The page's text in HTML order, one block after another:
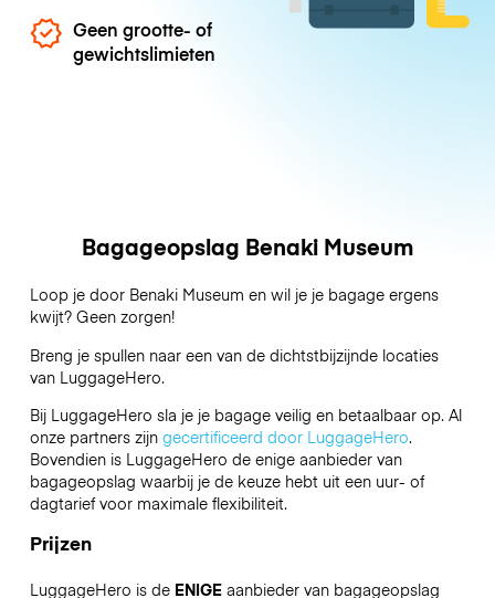
Geen grootte- of
gewichtslimieten
Bagageopslag Benaki Museum
Loop je door Benaki Museum en wil je je bagage ergens
kwijt? Geen zorgen!
Breng je spullen naar een van de dichtstbijzijnde locaties
van LuggageHero.
Bij LuggageHero sla je je bagage veilig en betaalbaar op. Al
onze partners zijn gecertificeerd door LuggageHero.
Bovendien is LuggageHero de enige aanbieder van
bagageopslag waarbij je de keuze hebt uit een uur- of
dagtarief voor maximale flexibiliteit.
Prijzen
LuggageHero is de ENIGEaanbieder van bagageopslag